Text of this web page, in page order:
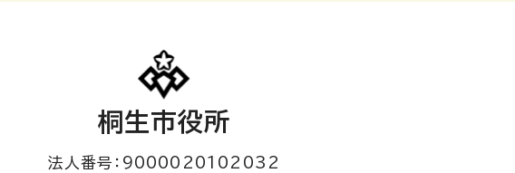
桐生市役所
法人番号：9000020102032